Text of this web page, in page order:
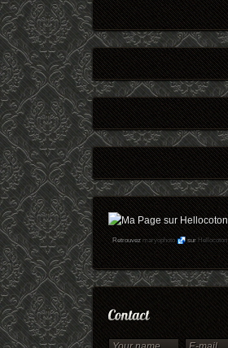
Retrouvezmaryophoto surHellocoton